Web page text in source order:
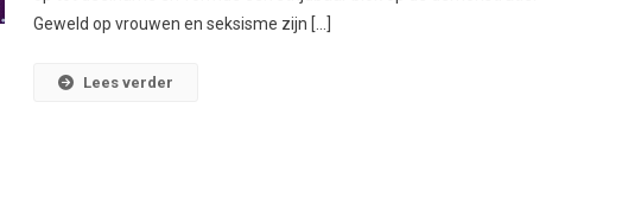
Geweld op vrouwen en seksisme zijn […]
Lees verder